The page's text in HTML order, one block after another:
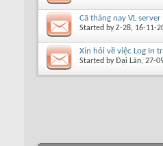
Cã tháng nay VL
Started byZ-28, 16-11-
Xin hỏi về việc Log In
Started byĐại Lãn, 27-